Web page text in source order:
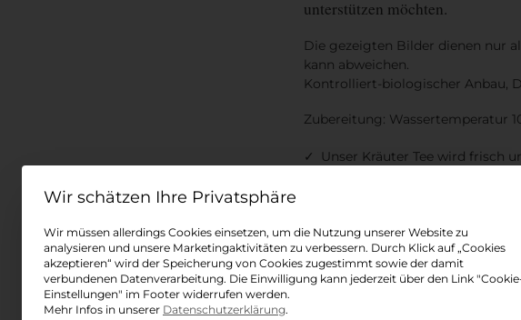
unterstützen möchten.
Die gezeigten Bilder dienen nur
kann abweichen.
Kontrolliert-biologischer Anbau,
Zubereitung: Wassertemperatur
Unser Kräuter Tee wird frisch
Der Tee ist gewöhnlich
Gewicht
Datenschutz-Präferenz
Wir müssen allerdings Cookies einsetzen, um die Nutzung unserer Website zu
analysieren und unsere Marketingaktivitäten zu verbessern. Durch Klick auf „Cookies
akzeptieren“ wird der Speicherung von Cookies zugestimmt sowie der damit
verbundenen Datenverarbeitung. Die Einwilligung kann jederzeit über den Link
Einstellungen" im Footer widerrufen werden.
Mehr Infos in unserer Datenschutzerklärung.